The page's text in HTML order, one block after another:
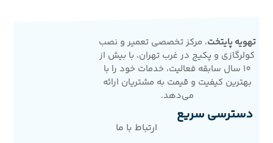
تهویه پایتخت، مرکز تخصصی تعمیر و نصب
کولرگازی و پکیج در غرب تهران، با بیش از
10 سال سابقه فعالیت، خدمات خود را با
بهترین کیفیت و قیمت به مشتریان ارائه
می‌دهد.
دسترسی سریع
ارتباط با ما